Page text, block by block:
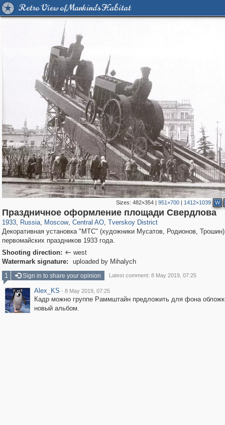
Retro View of Mankind's Habitat
Sizes: 482×354| 951×700| 1412×1039 W
Праздничное оформление площади Свердлова
1933, Russia
1,406,010 29,243
, Moscow
319,724 8,286
, Central AO
159,930 5,916
, Tverskoy District
53,016 2,283
Декоративная установка "МТС" (художники Мусатов, Родионов,
первомайских праздников 1933 года.
Shooting direction:  west
Watermark signature:
uploaded by Mihalych
1
Sign in to share your opinion Latest comment: 8 May 2019, 07:25
Alex_KS · 8 May 2019, 07:25
Кадр можно группе Раммштайн предложить для фона
новый альбом.